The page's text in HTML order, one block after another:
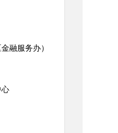
融服务办）